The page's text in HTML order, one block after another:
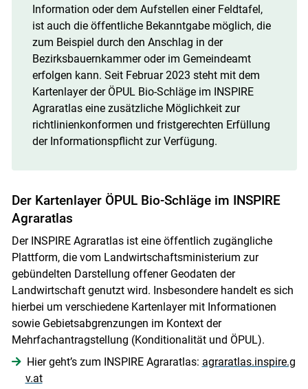
Information oder dem Aufstellen einer Feldtafel,
ist auch die öffentliche Bekanntgabe möglich, die
zum Beispiel durch den Anschlag in der
Bezirksbauernkammer oder im Gemeindeamt
erfolgen kann. Seit Februar 2023 steht mit dem
Kartenlayer der ÖPUL Bio-Schläge im INSPIRE
Agraratlas eine zusätzliche Möglichkeit zur
richtlinienkonformen und fristgerechten Erfüllung
der Informationspflicht zur Verfügung.
Der Kartenlayer ÖPUL Bio-Schläge im INSPIRE
Agraratlas
Der INSPIRE Agraratlas ist eine öffentlich zugängliche
Plattform, die vom Landwirtschaftsministerium zur
gebündelten Darstellung offener Geodaten der
Landwirtschaft genutzt wird. Insbesondere handelt es sich
hierbei um verschiedene Kartenlayer mit Informationen
sowie Gebietsabgrenzungen im Kontext der
Mehrfachantragstellung (Konditionalität und ÖPUL).
Hier geht’s zum INSPIRE Agraratlas: agraratlas.inspire.g
v.at